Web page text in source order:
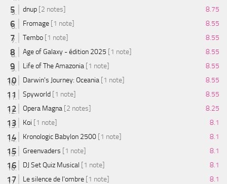
dnup [2 notes]
8.75
Fromage [1 note]
8.55
Tembo [1 note]
8.55
Age of Galaxy - édition 2025 [1 note]
8.55
Life of The Amazonia [1 note]
8.55
Darwin's Journey: Oceania [1 note]
8.55
Spyworld [1 note]
8.55
Opera Magna [2 notes]
8.25
Koi [1 note]
8.1
Kronologic Babylon 2500 [1 note]
8.1
Greenvaders [1 note]
8.1
DJ Set Quiz Musical [1 note]
8.1
Le silence de l'ombre [1 note]
8.1